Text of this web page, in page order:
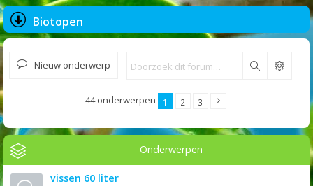
Biotopen
Nieuw onderwerp Zoek
44 onderwerpen 1 2 3
Onderwerpen
vissen 60 liter